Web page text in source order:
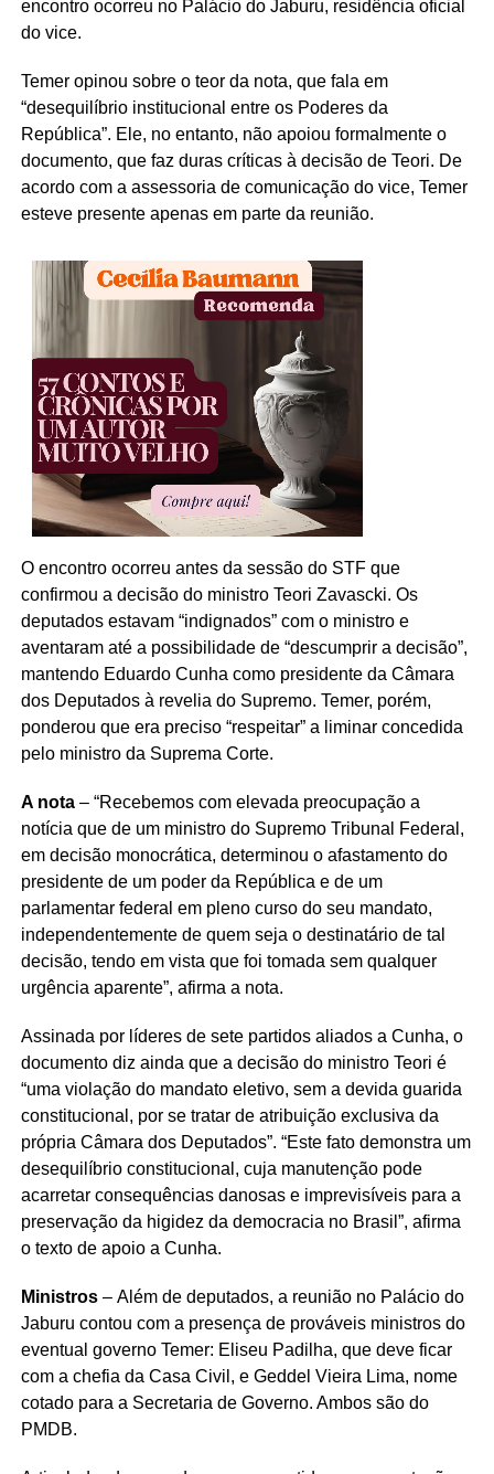
encontro ocorreu no Palácio do Jaburu, residência oficial
do vice.
Temer opinou sobre o teor da nota, que fala em
“desequilíbrio institucional entre os Poderes da
República”. Ele, no entanto, não apoiou formalmente o
documento, que faz duras críticas à decisão de Teori. De
acordo com a assessoria de comunicação do vice, Temer
esteve presente apenas em parte da reunião.
O encontro ocorreu antes da sessão do STF que
confirmou a decisão do ministro Teori Zavascki. Os
deputados estavam “indignados” com o ministro e
aventaram até a possibilidade de “descumprir a decisão”,
mantendo Eduardo Cunha como presidente da Câmara
dos Deputados à revelia do Supremo. Temer, porém,
ponderou que era preciso “respeitar” a liminar concedida
pelo ministro da Suprema Corte.
A nota– “Recebemos com elevada preocupação a
notícia que de um ministro do Supremo Tribunal Federal,
em decisão monocrática, determinou o afastamento do
presidente de um poder da República e de um
parlamentar federal em pleno curso do seu mandato,
independentemente de quem seja o destinatário de tal
decisão, tendo em vista que foi tomada sem qualquer
urgência aparente”, afirma a nota.
Assinada por líderes de sete partidos aliados a Cunha, o
documento diz ainda que a decisão do ministro Teori é
“uma violação do mandato eletivo, sem a devida guarida
constitucional, por se tratar de atribuição exclusiva da
própria Câmara dos Deputados”. “Este fato demonstra um
desequilíbrio constitucional, cuja manutenção pode
acarretar consequências danosas e imprevisíveis para a
preservação da higidez da democracia no Brasil”, afirma
o texto de apoio a Cunha.
Ministros– Além de deputados, a reunião no Palácio do
Jaburu contou com a presença de prováveis ministros do
eventual governo Temer: Eliseu Padilha, que deve ficar
com a chefia da Casa Civil, e Geddel Vieira Lima, nome
cotado para a Secretaria de Governo. Ambos são do
PMDB.